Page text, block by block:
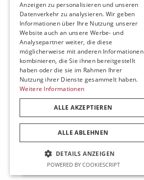
user
www.zahnteam-
blankenese.de
Anzeigen zu personalisieren und unseren
Datenverkehr zu analysieren. Wir geben
Informationen über Ihre Nutzung unserer
Website auch an unsere Werbe- und
Analysepartner weiter, die diese
möglicherweise mit anderen Informationen
kombinieren, die Sie ihnen bereitgestellt
haben oder die sie im Rahmen Ihrer
Nutzung ihrer Dienste gesammelt haben.
Weitere Informationen
ALLE AKZEPTIEREN
ALLE ABLEHNEN
DETAILS ANZEIGEN
POWERED BY COOKIESCRIPT